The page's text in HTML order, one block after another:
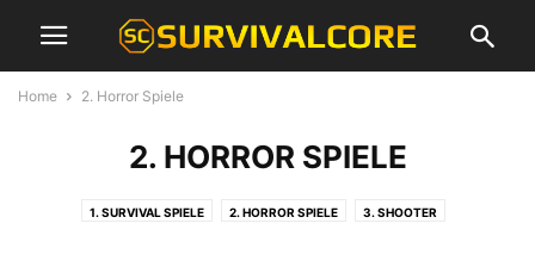
Home 2. Horror Spiele
2. HORROR SPIELE
1. SURVIVAL SPIELE 2. HORROR SPIELE 3. SHOOTER